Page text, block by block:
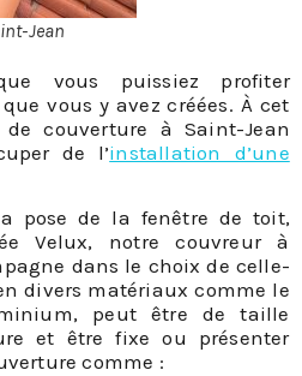
Jean
vous puissiez profiter
vous y avez créées. À cet
couverture à Saint-Jean
de l’installation d’une
pose de la fenêtre de toit,
Velux, notre couvreur à
dans le choix de celle-
divers matériaux comme le
peut être de taille
et être fixe ou présenter
comme :